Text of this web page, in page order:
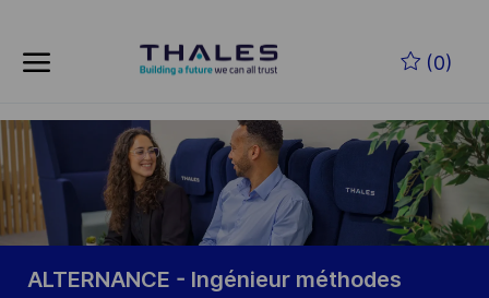
(0)
-
ALTERNANCE - Ingénieur méthodes